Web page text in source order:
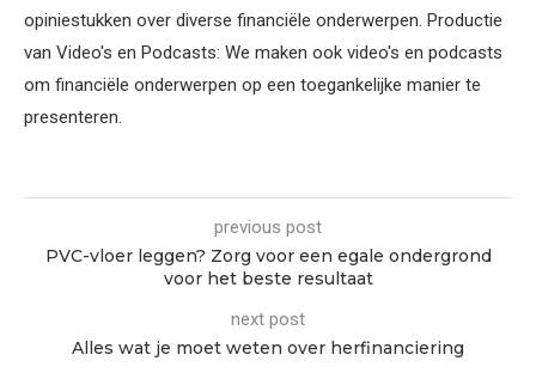
opiniestukken over diverse financiële onderwerpen. Productie
van Video's en Podcasts: We maken ook video's en podcasts
om financiële onderwerpen op een toegankelijke manier te
presenteren.
previous post
PVC-vloer leggen? Zorg voor een egale ondergrond
voor het beste resultaat
next post
Alles wat je moet weten over herfinanciering